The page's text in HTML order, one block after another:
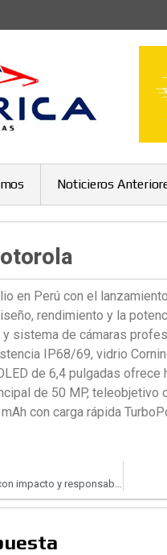
Noticieros
en Perú con el
rendimiento y la
sistema de cámaras
IP68/69, vidrio
de 6,4 pulgadas
de 50 MP,
con carga rápida
Xertica.ai impulsa una IA con impacto y responsabilidad